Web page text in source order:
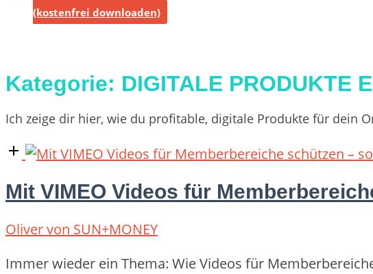
(kostenfrei downloaden)
Kategorie: DIGITALE PRODUKTE
Ich zeige dir hier, wie du profitable, digitale Produkte für dein
Open
Mit VIMEO Videos für
Oliver von SUN+MONEY
Immer wieder ein Thema: Wie Videos für